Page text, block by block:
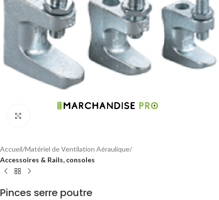
Accueil Matériel de Ventilation Aéraulique
Accessoires & Rails, consoles
Pinces serre poutre